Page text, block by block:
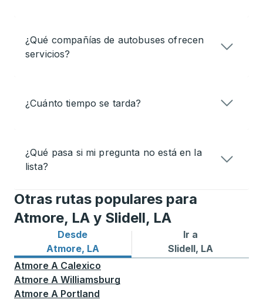
¿Qué compañías de autobuses ofrecen
servicios?
¿Cuánto tiempo se tarda?
¿Qué pasa si mi pregunta no está en la
lista?
Otras rutas populares para
Atmore, LA y Slidell, LA
Desde
Atmore, LA
Rutas de autobuses desde Atmore, LA
Ir a
Slidell, LA
Rutas de autobuses a
Atmore A Calexico
Atmore A Williamsburg
Atmore A Portland